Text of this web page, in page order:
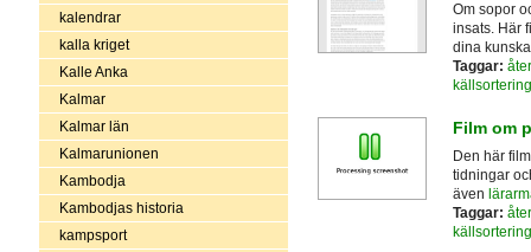
kalendrar
kalla kriget
Kalle Anka
Kalmar
Kalmar län
Kalmarunionen
Kambodja
Kambodjas historia
kampsport
Om sopor
insats. Här
dina
Taggar:
källsortering
Film om
Den här
tidningar
även
Taggar:
källsortering